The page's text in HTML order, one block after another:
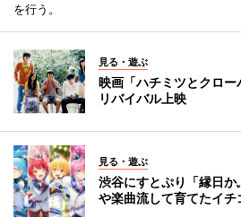
を行う。
見る・遊ぶ
映画「ハチミツとクロ
リバイバル上映
見る・遊ぶ
渋谷にすとぷり「縁日
や楽曲流して育てたイチ